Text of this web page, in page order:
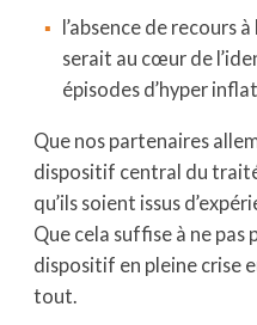
l’absence de recours
serait au cœur de
épisodes d’hyper
Que nos partenaires
dispositif central du
qu’ils soient issus
Que cela suffise à ne
dispositif en pleine crise
tout.